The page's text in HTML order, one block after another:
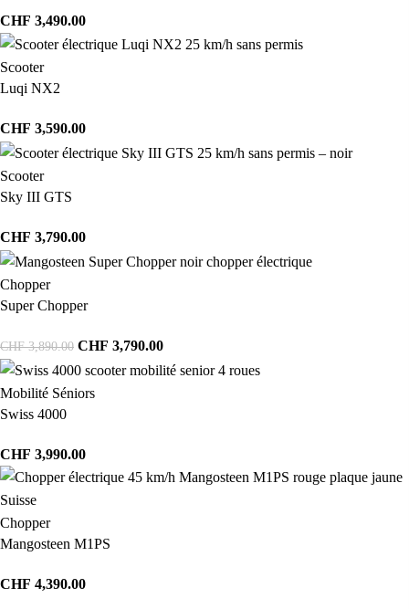
CHF 3,490.00
Scooter
Luqi NX2
CHF 3,590.00
Scooter
Sky III GTS
CHF 3,790.00
Chopper
Super Chopper
CHF3,890.00 CHF 3,790.00
Mobilité Séniors
Swiss 4000
CHF 3,990.00
Chopper
Mangosteen M1PS
CHF 4,390.00